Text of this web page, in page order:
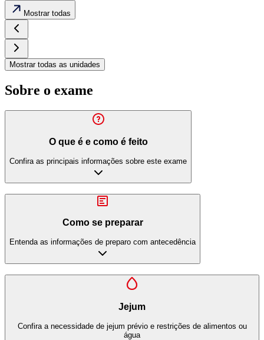
Mostrar todas
Mostrar todas as unidades
Sobre o exame
O que é e como é feito
Confira as principais informações sobre este exame
Como se preparar
Entenda as informações de preparo com antecedência
Jejum
Confira a necessidade de jejum prévio e restrições de alimentos ou
água